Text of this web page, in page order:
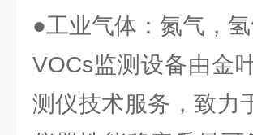
●工业气体：氮气，
VOCs监测设备由金
测仪技术服务，致力